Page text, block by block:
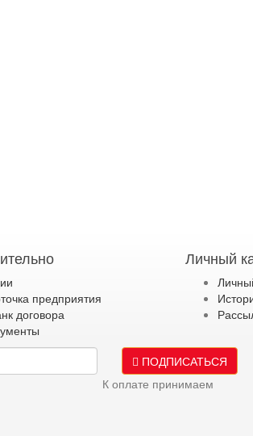
предприятия
договора
Личный
ПОДПИСАТЬСЯ
К оплате принимаем